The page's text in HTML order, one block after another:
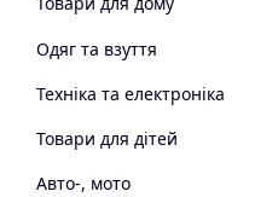
Одяг та взуття
Техніка та електроніка
Товари для дітей
Авто-, мото